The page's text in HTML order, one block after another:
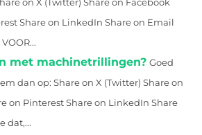
on X (Twitter) Share on Facebook
Share on LinkedIn Share on Email
met machinetrillingen? Goed
dan op: Share on X (Twitter) Share on
on Pinterest Share on LinkedIn Share
dat,...